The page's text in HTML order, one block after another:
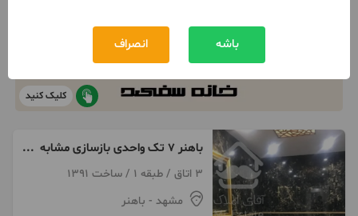
کلیک کنید
باهنر ۷ تک واحدی بازسازی مشابه
صفر ۱۷۵ متر
3 اتاق / طبقه 1 / ساخت 1391
مشهد - باهنر
باشه انصراف